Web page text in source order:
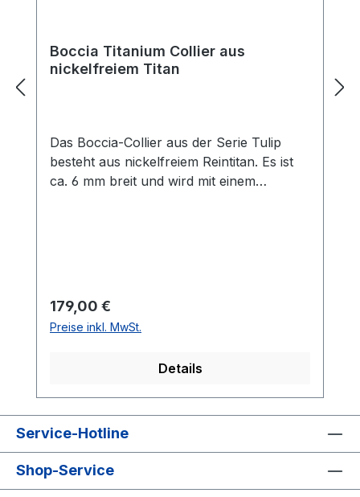
Boccia Titanium Collier aus
nickelfreiem Titan
Das Boccia-Collier aus der Serie Tulip
besteht aus nickelfreiem Reintitan. Es ist
ca. 6 mm breit und wird mit einem
Regulärer Preis:
179,00 €
Preise inkl. MwSt.
Details
Service-Hotline
Shop-Service